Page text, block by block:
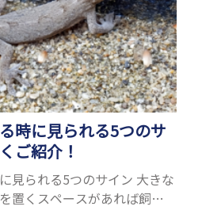
時に見られる5つのサ
ご紹介！
見られる5つのサイン 大きな
置くスペースがあれば飼う